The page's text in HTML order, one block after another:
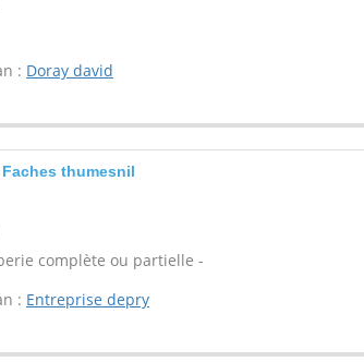
: Doray david
thumesnil
complète ou partielle -
: Entreprise depry